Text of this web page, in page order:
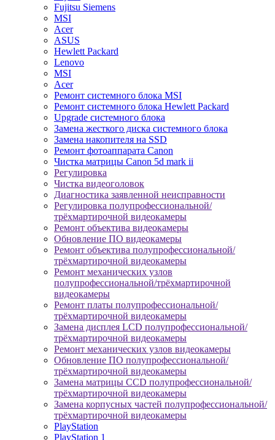
Fujitsu Siemens
MSI
Acer
ASUS
Hewlett Packard
Lenovo
MSI
Acer
Ремонт системного блока MSI
Ремонт системного блока Hewlett Packard
Upgrade системного блока
Замена жесткого диска системного блока
Замена накопителя на SSD
Ремонт фотоаппарата Canon
Чистка матрицы Canon 5d mark ii
Регулировка
Чистка видеоголовок
Диагностика заявленной неисправности
Регулировка полупрофессиональной/
трёхмартирочной видеокамеры
Ремонт объектива видеокамеры
Обновление ПО видеокамеры
Ремонт объектива полупрофессиональной/
трёхмартирочной видеокамеры
Ремонт механических узлов
полупрофессиональной/трёхмартирочной
видеокамеры
Ремонт платы полупрофессиональной/
трёхмартирочной видеокамеры
Замена дисплея LCD полупрофессиональной/
трёхмартирочной видеокамеры
Ремонт механических узлов видеокамеры
Обновление ПО полупрофессиональной/
трёхмартирочной видеокамеры
Замена матрицы CCD полупрофессиональной/
трёхмартирочной видеокамеры
Замена корпусных частей полупрофессиональной/
трёхмартирочной видеокамеры
PlayStation
PlayStation 1